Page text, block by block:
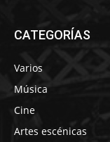
CATEGORÍAS
Varios
Música
Cine
Artes escénicas